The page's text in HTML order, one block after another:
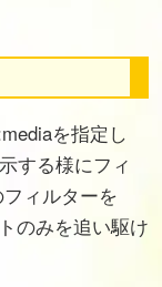
を指定し
する様にフィ
ィルターを
のみを追い駆け